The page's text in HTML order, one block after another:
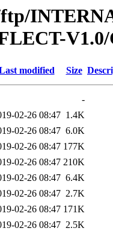
modified Size
-
02-26 08:47 1.4K
02-26 08:47 6.0K
02-26 08:47 177K
02-26 08:47 210K
02-26 08:47 6.4K
02-26 08:47 2.7K
02-26 08:47 171K
02-26 08:47 2.5K